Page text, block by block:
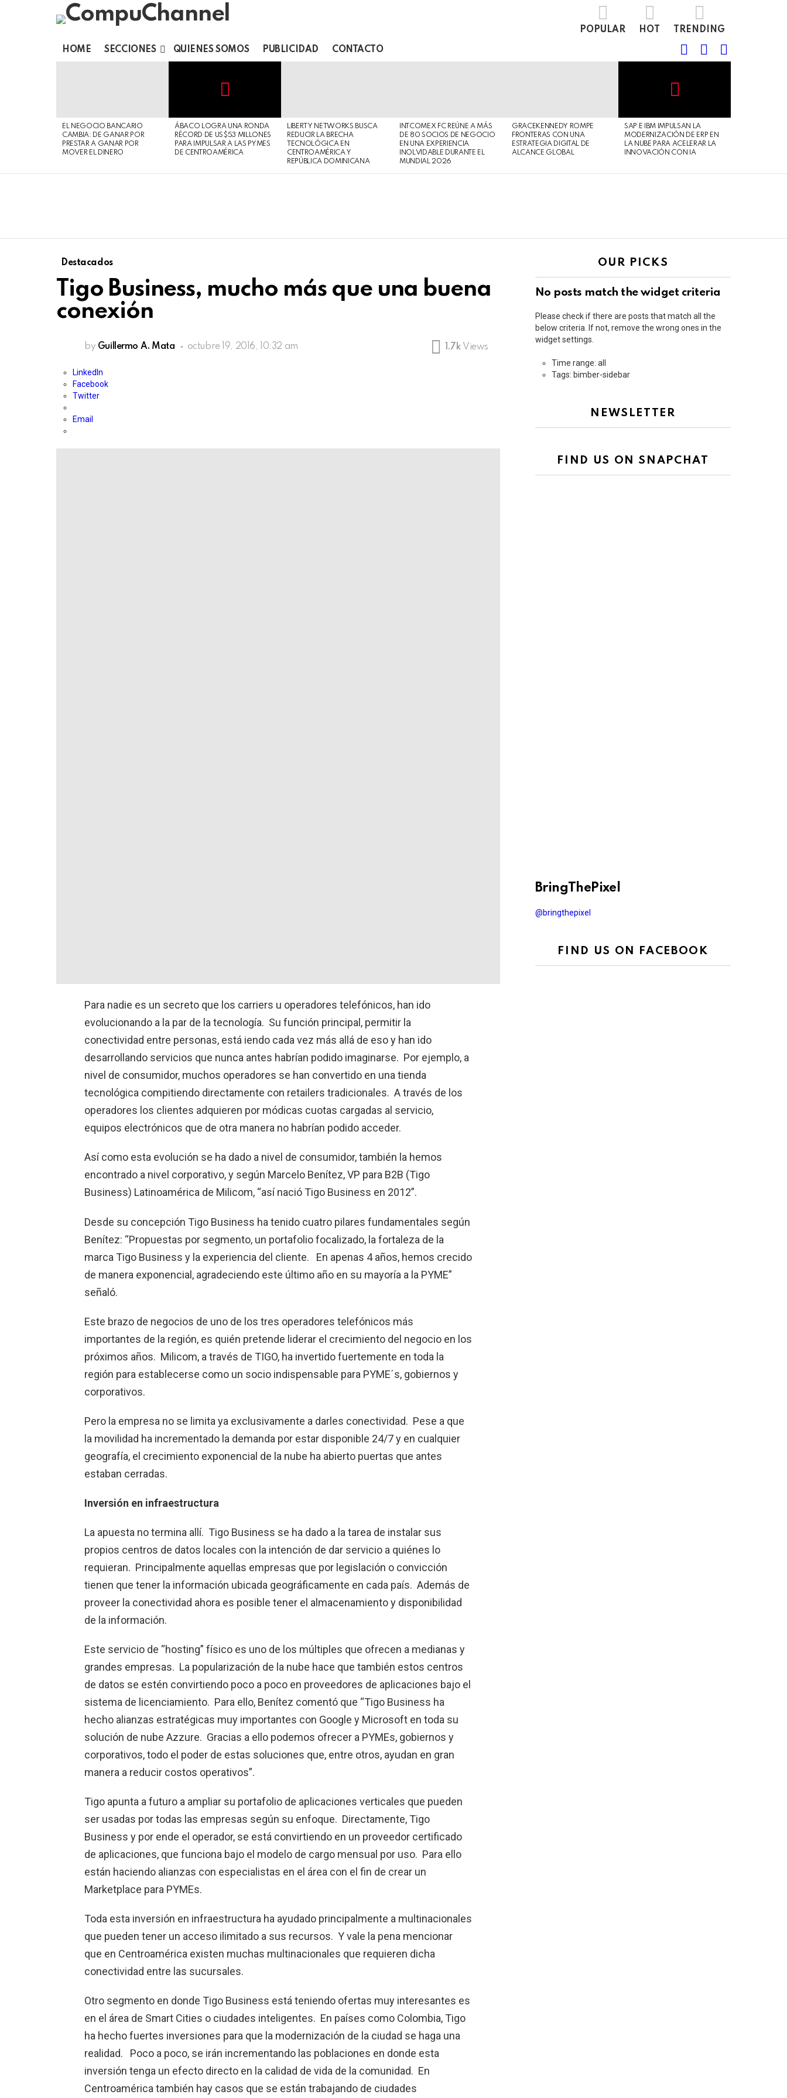
POPULAR HOT TRENDING
HOME SECCIONES QUIENES SOMOS PUBLICIDAD CONTACTO
FOLLOWSEARCH
EL NEGOCIO BANCARIO
CAMBIA: DE GANAR POR
PRESTAR A GANAR POR
MOVER EL DINERO
Safe
For
Work
view
this
post
ÁBACO LOGRA UNA RONDA
RÉCORD DE US$53 MILLONES
PARA IMPULSAR A LAS PYMES
DE CENTROAMÉRICA
LIBERTY NETWORKS BUSCA
REDUCIR LA BRECHA
TECNOLÓGICA EN
CENTROAMÉRICA Y
REPÚBLICA DOMINICANA
INTCOMEX FC REÚNE A MÁS
DE 80 SOCIOS DE NEGOCIO
EN UNA EXPERIENCIA
INOLVIDABLE DURANTE EL
MUNDIAL 2026
GRACEKENNEDY ROMPE
FRONTERAS CON UNA
ESTRATEGIA DIGITAL DE
ALCANCE GLOBAL
Safe
For
Work
view
this
post
SAP E IBM IMPULSAN LA
MODERNIZACIÓN DE ERP EN
LA NUBE PARA ACELERAR LA
INNOVACIÓN CON IA
Destacados
Tigo Business, mucho más que una buena
conexión
by Guillermo A. Mata octubre 19, 2016, 10:32 am 1.7k Views
LinkedIn
Facebook
Twitter
Email
Para nadie es un secreto que los carriers u operadores telefónicos, han ido
evolucionando a la par de la tecnología. Su función principal, permitir la
conectividad entre personas, está iendo cada vez más allá de eso y han ido
desarrollando servicios que nunca antes habrían podido imaginarse. Por ejemplo, a
nivel de consumidor, muchos operadores se han convertido en una tienda
tecnológica compitiendo directamente con retailers tradicionales. A través de los
operadores los clientes adquieren por módicas cuotas cargadas al servicio,
equipos electrónicos que de otra manera no habrían podido acceder.
Así como esta evolución se ha dado a nivel de consumidor, también la hemos
encontrado a nivel corporativo, y según Marcelo Benítez, VP para B2B (Tigo
Business) Latinoamérica de Milicom, “así nació Tigo Business en 2012”.
Desde su concepción Tigo Business ha tenido cuatro pilares fundamentales según
Benítez: “Propuestas por segmento, un portafolio focalizado, la fortaleza de la
marca Tigo Business y la experiencia del cliente. En apenas 4 años, hemos crecido
de manera exponencial, agradeciendo este último año en su mayoría a la PYME”
señaló.
Este brazo de negocios de uno de los tres operadores telefónicos más
importantes de la región, es quién pretende liderar el crecimiento del negocio en los
próximos años. Milicom, a través de TIGO, ha invertido fuertemente en toda la
región para establecerse como un socio indispensable para PYME´s, gobiernos y
corporativos.
Pero la empresa no se limita ya exclusivamente a darles conectividad. Pese a que
la movilidad ha incrementado la demanda por estar disponible 24/7 y en cualquier
geografía, el crecimiento exponencial de la nube ha abierto puertas que antes
estaban cerradas.
Inversión en infraestructura
La apuesta no termina allí. Tigo Business se ha dado a la tarea de instalar sus
propios centros de datos locales con la intención de dar servicio a quiénes lo
requieran. Principalmente aquellas empresas que por legislación o convicción
tienen que tener la información ubicada geográficamente en cada país. Además de
proveer la conectividad ahora es posible tener el almacenamiento y disponibilidad
de la información.
Este servicio de “hosting” físico es uno de los múltiples que ofrecen a medianas y
grandes empresas. La popularización de la nube hace que también estos centros
de datos se estén convirtiendo poco a poco en proveedores de aplicaciones bajo el
sistema de licenciamiento. Para ello, Benítez comentó que “Tigo Business ha
hecho alianzas estratégicas muy importantes con Google y Microsoft en toda su
solución de nube Azzure. Gracias a ello podemos ofrecer a PYMEs, gobiernos y
corporativos, todo el poder de estas soluciones que, entre otros, ayudan en gran
manera a reducir costos operativos”.
Tigo apunta a futuro a ampliar su portafolio de aplicaciones verticales que pueden
ser usadas por todas las empresas según su enfoque. Directamente, Tigo
Business y por ende el operador, se está convirtiendo en un proveedor certificado
de aplicaciones, que funciona bajo el modelo de cargo mensual por uso. Para ello
están haciendo alianzas con especialistas en el área con el fin de crear un
Marketplace para PYMEs.
Toda esta inversión en infraestructura ha ayudado principalmente a multinacionales
que pueden tener un acceso ilimitado a sus recursos. Y vale la pena mencionar
que en Centroamérica existen muchas multinacionales que requieren dicha
conectividad entre las sucursales.
Otro segmento en donde Tigo Business está teniendo ofertas muy interesantes es
en el área de Smart Cities o ciudades inteligentes. En países como Colombia, Tigo
ha hecho fuertes inversiones para que la modernización de la ciudad se haga una
realidad. Poco a poco, se irán incrementando las poblaciones en donde esta
inversión tenga un efecto directo en la calidad de vida de la comunidad. En
Centroamérica también hay casos que se están trabajando de ciudades
OUR PICKS
No posts match the widget criteria
Please check if there are posts that match all the
below criteria. If not, remove the wrong ones in the
widget settings.
Time range: all
Tags: bimber-sidebar
NEWSLETTER
FIND US ON SNAPCHAT
BringThePixel
@bringthepixel
FIND US ON FACEBOOK